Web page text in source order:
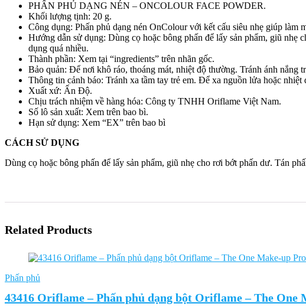
PHẤN PHỦ DẠNG NÉN – ONCOLOUR FACE POWDER.
Khối lượng tịnh: 20 g.
Công dụng: Phấn phủ dạng nén OnColour với kết cấu siêu nhẹ giúp làm
Hướng dẫn sử dụng: Dùng cọ hoặc bông phấn để lấy sản phẩm, giũ
dụng quá nhiều.
Thành phần: Xem tại “ingredients” trên nhãn gốc.
Bảo quản: Để nơi khô ráo, thoáng mát, nhiệt độ thường. Tránh ánh nắng
Thông tin cảnh báo: Tránh xa tầm tay trẻ em. Để xa nguồn lửa hoặc
Xuất xứ: Ấn Độ.
Chịu trách nhiệm về hàng hóa: Công ty TNHH Oriflame Việt Nam.
Số lô sản xuất: Xem trên bao bì.
Hạn sử dụng: Xem “EX” trên bao bì
CÁCH SỬ DỤNG
Dùng cọ hoặc bông phấn để lấy sản phẩm, giũ nhẹ cho rơi bớt phấn dư. Tán
Related Products
Phấn phủ
43416 Oriflame – Phấn phủ dạng bột Oriflame – The One